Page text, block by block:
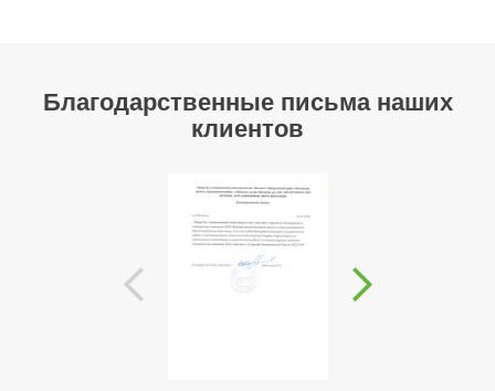
Благодарственные письма наших
клиентов